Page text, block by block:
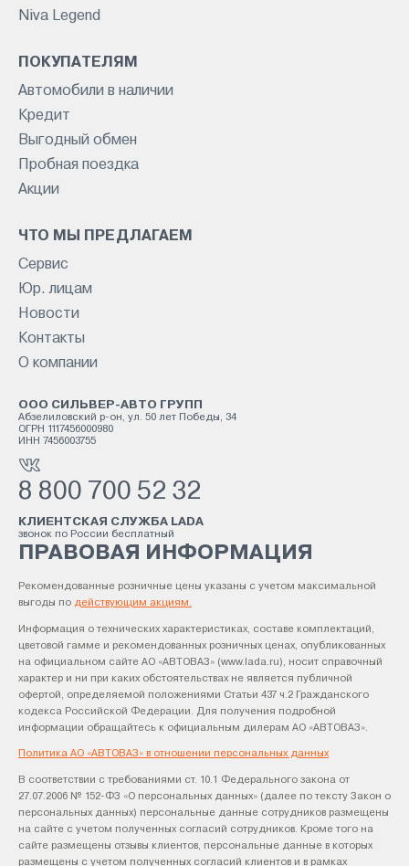
Niva Legend
ПОКУПАТЕЛЯМ
Автомобили в наличии
Кредит
Выгодный обмен
Пробная поездка
Акции
ЧТО МЫ ПРЕДЛАГАЕМ
Сервис
Юр. лицам
Новости
Контакты
О компании
ООО СИЛЬВЕР-АВТО ГРУПП
Абзелиловский р-он, ул. 50 лет Победы, 34
ОГРН 1117456000980
ИНН 7456003755
8 800 700 52 32
КЛИЕНТСКАЯ СЛУЖБА LADA
звонок по России бесплатный
ПРАВОВАЯ ИНФОРМАЦИЯ
Рекомендованные розничные цены указаны с учетом максимальной
выгоды по действующим акциям.
Информация о технических характеристиках, составе комплектаций,
цветовой гамме и рекомендованных розничных ценах, опубликованных
на официальном сайте АО «АВТОВАЗ» (www.lada.ru), носит справочный
характер и ни при каких обстоятельствах не является публичной
офертой, определяемой положениями Статьи 437 ч.2 Гражданского
кодекса Российской Федерации. Для получения подробной
информации обращайтесь к официальным дилерам АО «АВТОВАЗ».
Политика АО «АВТОВАЗ» в отношении персональных данных
В соответствии с требованиями ст. 10.1 Федерального закона от
27.07.2006 № 152-ФЗ «О персональных данных» (далее по тексту Закон о
персональных данных) персональные данные сотрудников размещены
на сайте с учетом полученных согласий сотрудников. Кроме того на
сайте размещены отзывы клиентов, персональные данные в которых
размещены с учетом полученных согласий клиентов и в рамках